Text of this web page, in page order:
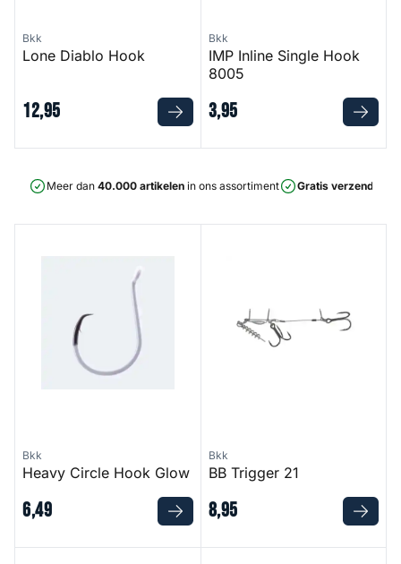
Bkk
Lone Diablo Hook
12,95
Bkk
IMP Inline Single Hook
8005
3,95
Meer dan 40.000 artikelen in ons assortiment Gratis verzending
Bkk
Heavy Circle Hook Glow
6,49
Bkk
BB Trigger 21
8,95